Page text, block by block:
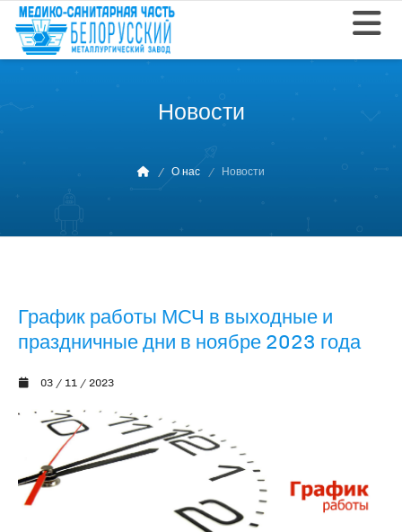
Новости
О нас Новости
График работы МСЧ в выходные и
праздничные дни в ноябре 2023 года
03 / 11 / 2023